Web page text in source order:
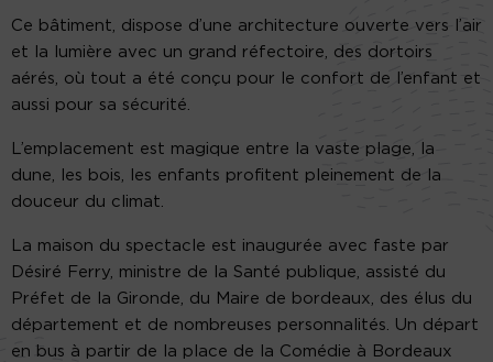
Ce bâtiment, dispose d’une architecture ouverte vers l’air
et la lumière avec un grand réfectoire, des dortoirs
aérés, où tout a été conçu pour le confort de l’enfant et
aussi pour sa sécurité.
L’emplacement est magique entre la vaste plage, la
dune, les bois, les enfants profitent pleinement de la
douceur du climat.
La maison du spectacle est inaugurée avec faste par
Désiré Ferry, ministre de la Santé publique, assisté du
Préfet de la Gironde, du Maire de bordeaux, des élus du
département et de nombreuses personnalités. Un départ
en bus à partir de la place de la Comédie à Bordeaux